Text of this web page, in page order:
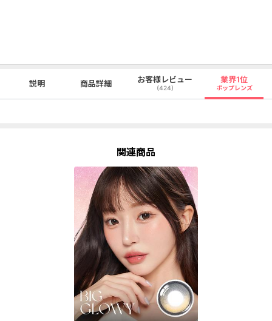
説明 商品詳細 お客様レビュー
(424)
業界1位
ポップレンズ
関連商品